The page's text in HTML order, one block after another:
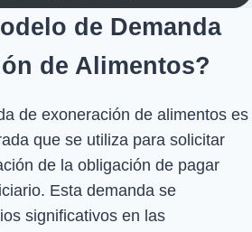
de Demanda
de Alimentos?
de exoneración de alimentos es
que se utiliza para solicitar
de la obligación de pagar
Esta demanda se
significativos en las